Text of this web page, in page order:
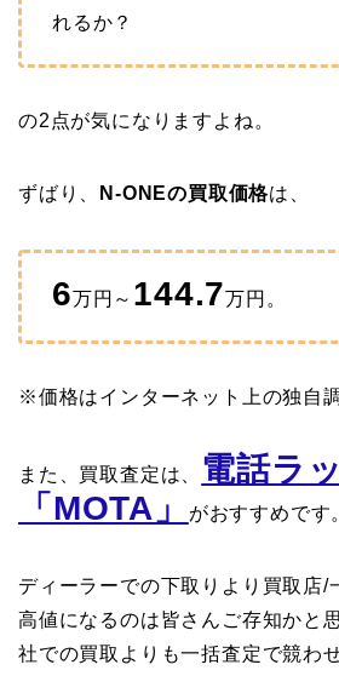
れるか？
の2点が気になりますよね。
ずばり、 N-ONEの買取価格は、
6万円～ 144.7万円。
※価格はインターネット上の独自
また、買取査定は、
電話ラ
「MOTA」
がおすすめです
ディーラーでの下取りより買取店/
高値になるのは皆さんご存知かと
社での買取よりも一括査定で競わ